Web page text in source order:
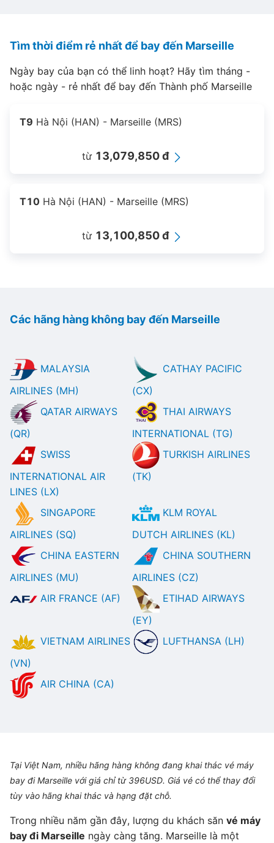
Tìm thời điểm rẻ nhất để bay đến Marseille
Ngày bay của bạn có thể linh hoạt? Hãy tìm tháng -
hoặc ngày - rẻ nhất để bay đến Thành phố Marseille
T9 Hà Nội (HAN) - Marseille (MRS)
từ 13,079,850 đ
T10 Hà Nội (HAN) - Marseille (MRS)
từ 13,100,850 đ
Các hãng hàng không bay đến Marseille
MALAYSIA
AIRLINES (MH)
CATHAY PACIFIC
(CX)
QATAR AIRWAYS
(QR)
THAI AIRWAYS
INTERNATIONAL (TG)
SWISS
INTERNATIONAL AIR
LINES (LX)
TURKISH AIRLINES
(TK)
SINGAPORE
AIRLINES (SQ)
KLM ROYAL
DUTCH AIRLINES (KL)
CHINA EASTERN
AIRLINES (MU)
CHINA SOUTHERN
AIRLINES (CZ)
AIR FRANCE (AF)
ETIHAD AIRWAYS
(EY)
VIETNAM AIRLINES
(VN)
LUFTHANSA (LH)
AIR CHINA (CA)
Tại Việt Nam, nhiều hãng hàng không đang khai thác vé máy
bay đi Marseille với giá chỉ từ 396USD. Giá vé có thể thay đổi
tùy vào hãng khai thác và hạng đặt chỗ.
Trong nhiều năm gần đây, lượng du khách săn vé máy
bay đi Marseille ngày càng tăng. Marseille là một